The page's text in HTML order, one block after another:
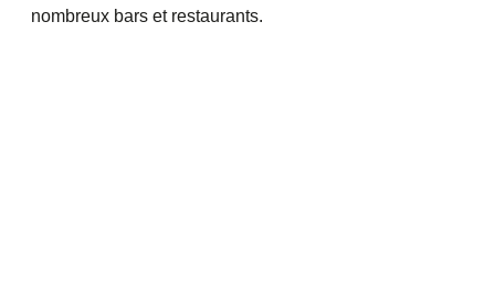
nombreux bars et restaurants.